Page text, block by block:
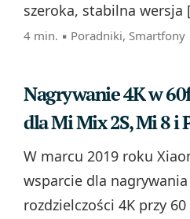
szeroka, stabilna wersja
4 min. ▪ Poradniki, Smartfony
Nagrywanie 4K w
dla Mi Mix 2S, Mi 8 i
W marcu 2019 roku
wsparcie dla
rozdzielczości 4K przy